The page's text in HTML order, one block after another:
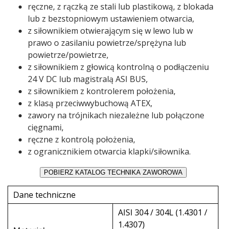
ręczne, z rączką ze stali lub plastikową, z blokada
lub z bezstopniowym ustawieniem otwarcia,
z siłownikiem otwierającym się w lewo lub w
prawo o zasilaniu powietrze/sprężyna lub
powietrze/powietrze,
z siłownikiem z głowicą kontrolną o podłączeniu
24 V DC lub magistralą ASI BUS,
z siłownikiem z kontrolerem położenia,
z klasą przeciwwybuchową ATEX,
zawory na trójnikach niezależne lub połączone
cięgnami,
ręczne z kontrolą położenia,
z ogranicznikiem otwarcia klapki/siłownika.
Dane techniczne
AISI 304 / 304L (1.4301 /
1.4307)